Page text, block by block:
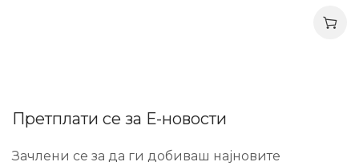
Претплати се за Е-новости
Зачлени се за да ги добиваш најновите